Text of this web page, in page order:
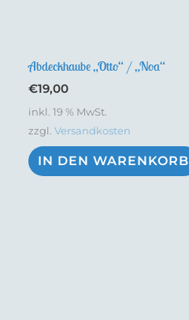
Abdeckhaube „Otto“ / „Noa“
€19,00
inkl. 19 % MwSt.
zzgl.Versandkosten
IN DEN WARENKORB